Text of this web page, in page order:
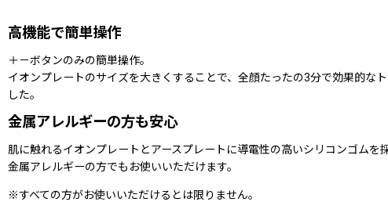
高機能で簡単操作
＋－ボタンのみの簡単操作。
イオンプレートのサイズを大きくすることで、全顔たったの3分で効果的な
した。
金属アレルギーの方も安心
肌に触れるイオンプレートとアースプレートに導電性の高いシリコンゴムを採
金属アレルギーの方でもお使いいただけます。
※すべての方がお使いいただけるとは限りません。